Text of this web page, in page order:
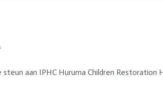
aan IPHC Huruma Children